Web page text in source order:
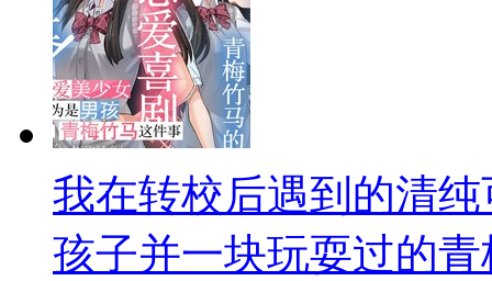
我在转校后遇到的清
孩子并一块玩耍过的